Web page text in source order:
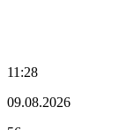
11:28
09.08.2026